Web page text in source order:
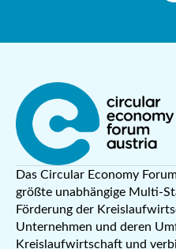
Das Circular Economy
größte unabhängige Multi-
Förderung der
Unternehmen und deren
Kreislaufwirtschaft und